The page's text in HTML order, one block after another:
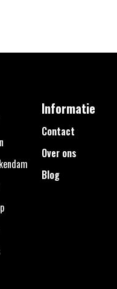
Informatie
Contact
Over ons
Blog